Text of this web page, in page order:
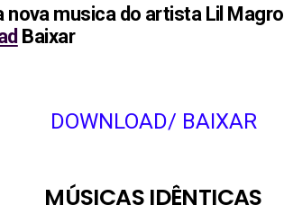
nova musica do artista Lil Magro
Baixar
DOWNLOAD/ BAIXAR
MÚSICAS IDÊNTICAS